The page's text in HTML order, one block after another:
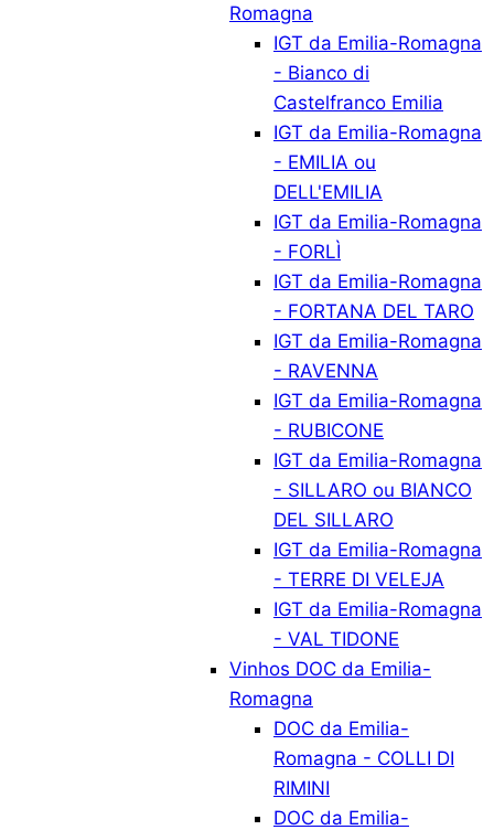
Romagna
IGT da Emilia-Romagna
- Bianco di
Castelfranco Emilia
IGT da Emilia-Romagna
- EMILIA ou
DELL'EMILIA
IGT da Emilia-Romagna
- FORLÌ
IGT da Emilia-Romagna
- FORTANA DEL TARO
IGT da Emilia-Romagna
- RAVENNA
IGT da Emilia-Romagna
- RUBICONE
IGT da Emilia-Romagna
- SILLARO ou BIANCO
DEL SILLARO
IGT da Emilia-Romagna
- TERRE DI VELEJA
IGT da Emilia-Romagna
- VAL TIDONE
Vinhos DOC da Emilia-
Romagna
DOC da Emilia-
Romagna - COLLI DI
RIMINI
DOC da Emilia-